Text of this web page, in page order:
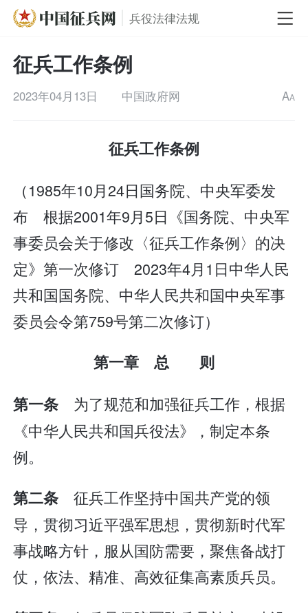
兵役法律法规
征兵工作条例
2023年04月13日 中国政府网 AA
征兵工作条例
（1985年10月24日国务院、中央军委发
布 根据2001年9月5日《国务院、中央军
事委员会关于修改〈征兵工作条例〉的决
定》第一次修订 2023年4月1日中华人民
共和国国务院、中华人民共和国中央军事
委员会令第759号第二次修订）
第一章 总 则
第一条 为了规范和加强征兵工作，根据
《中华人民共和国兵役法》，制定本条
例。
第二条 征兵工作坚持中国共产党的领
导，贯彻习近平强军思想，贯彻新时代军
事战略方针，服从国防需要，聚焦备战打
仗，依法、精准、高效征集高素质兵员。